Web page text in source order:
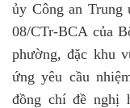
ủy Công an Trung
08/CTr-BCA của
phường, đặc khu
ứng yêu cầu
đồng chí đề nghị